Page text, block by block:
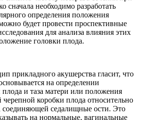
сначала необходимо разработать
определения положения
будет провести проспективные
для анализа влияния этих
головки плода.
прикладного акушерства гласит, что
на определении
и таза матери или положения
коробки плода относительно
седалищные ости. Это
на нормальные, вагинальные